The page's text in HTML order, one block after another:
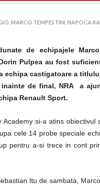
MARCO TEMPESTINI, NAPOCA
de echipajele
Pulpea au fost
echipa castigatoare a
inainte de final, NRA a
Renault Sport.
Academy si-a atins
cele 14 probe speciale
pentru a-si trece in cont
Itu de sambata,